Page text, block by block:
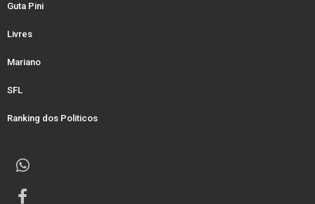
Guta Pini
Livres
Mariano
SFL
Ranking dos Politicos